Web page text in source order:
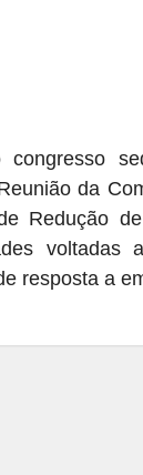
da
Redução
voltadas
resposta a